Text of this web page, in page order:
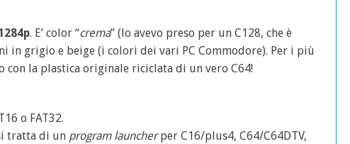
. E’ color “crema” (lo avevo preso per un C128, che è
in grigio e beige (i colori dei vari PC Commodore). Per i più
la plastica originale riciclata di un vero C64!
o FAT32.
tratta di un program launcherper C16/plus4, C64/C64DTV,